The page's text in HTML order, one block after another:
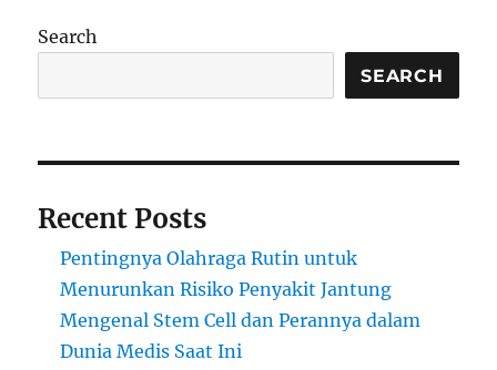
Search
SEARCH
Recent Posts
Pentingnya Olahraga Rutin untuk
Menurunkan Risiko Penyakit Jantung
Mengenal Stem Cell dan Perannya dalam
Dunia Medis Saat Ini